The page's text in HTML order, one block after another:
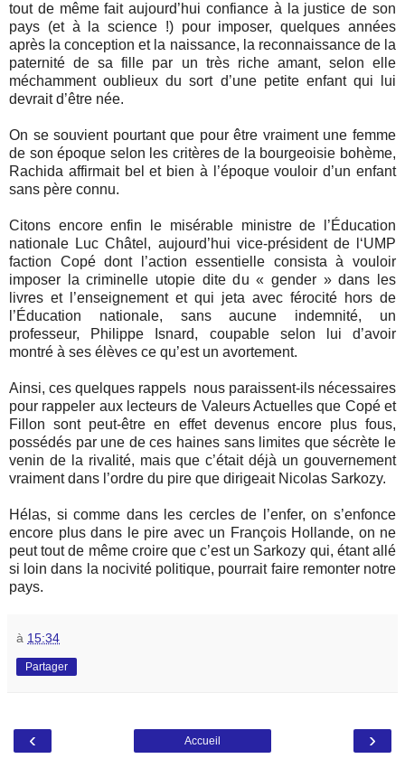
tout de même fait aujourd’hui confiance à la justice de son
pays (et à la science !) pour imposer, quelques années
après la conception et la naissance, la reconnaissance de la
paternité de sa fille par un très riche amant, selon elle
méchamment oublieux du sort d’une petite enfant qui lui
devrait d’être née.
On se souvient pourtant que pour être vraiment une femme
de son époque selon les critères de la bourgeoisie bohème,
Rachida affirmait bel et bien à l’époque vouloir d’un enfant
sans père connu.
Citons encore enfin le misérable ministre de l’Éducation
nationale Luc Châtel, aujourd’hui vice-président de l‘UMP
faction Copé dont l’action essentielle consista à vouloir
imposer la criminelle utopie dite du « gender » dans les
livres et l’enseignement et qui jeta avec férocité hors de
l’Éducation nationale, sans aucune indemnité, un
professeur, Philippe Isnard, coupable selon lui d’avoir
montré à ses élèves ce qu’est un avortement.
Ainsi, ces quelques rappels nous paraissent-ils nécessaires
pour rappeler aux lecteurs de Valeurs Actuelles que Copé et
Fillon sont peut-être en effet devenus encore plus fous,
possédés par une de ces haines sans limites que sécrète le
venin de la rivalité, mais que c’était déjà un gouvernement
vraiment dans l’ordre du pire que dirigeait Nicolas Sarkozy.
Hélas, si comme dans les cercles de l’enfer, on s’enfonce
encore plus dans le pire avec un François Hollande, on ne
peut tout de même croire que c’est un Sarkozy qui, étant allé
si loin dans la nocivité politique, pourrait faire remonter notre
pays.
à 15:34
Partager
‹ ›
Accueil